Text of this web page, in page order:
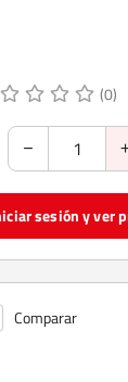
(0)
Comparar